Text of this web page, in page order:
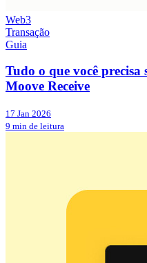
Web3
Transação
Guia
Tudo o que você
Moove Receive
17 Jan 2026
9 min de leitura